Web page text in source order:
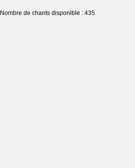
Nombre de chants disponible : 435